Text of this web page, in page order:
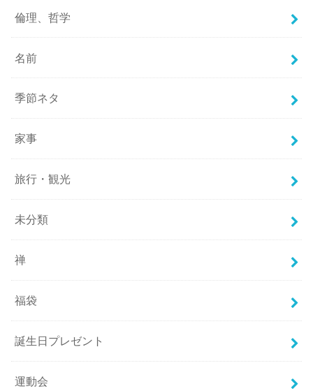
倫理、哲学
名前
季節ネタ
家事
旅行・観光
未分類
禅
福袋
誕生日プレゼント
運動会